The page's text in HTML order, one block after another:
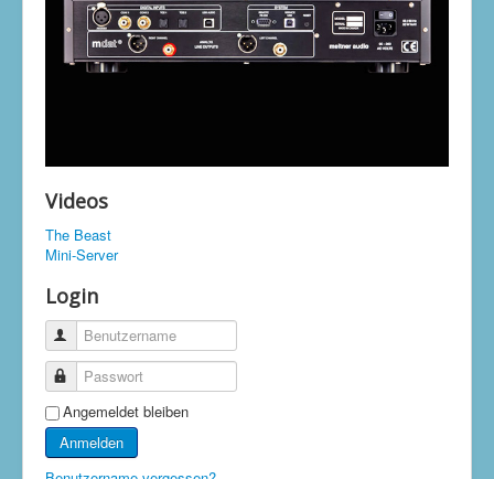
Videos
The Beast
Mini-Server
Login
Benutzername
Passwort
Angemeldet bleiben
Anmelden